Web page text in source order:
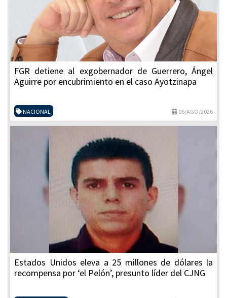
FGR detiene al exgobernador de Guerrero, Ángel
Aguirre por encubrimiento en el caso Ayotzinapa
NACIONAL 06/AGO/2026
Estados Unidos eleva a 25 millones de dólares la
recompensa por ‘el Pelón’, presunto líder del CJNG